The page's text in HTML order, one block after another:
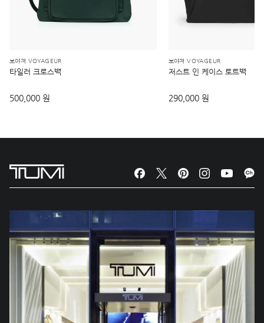
보야져 VOYAGEUR
타일러 크로스백
500,000 원
보야져 VOYAGEUR
저스트 인 케이스 토트백
290,000 원